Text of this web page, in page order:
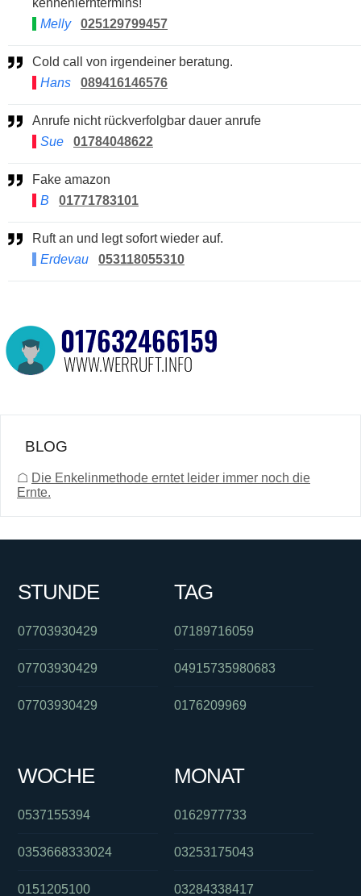
kennenlerntermins!
Melly
025129799457
Cold call von irgendeiner beratung.
Hans
089416146576
Anrufe nicht rückverfolgbar dauer anrufe
Sue
01784048622
Fake amazon
B
01771783101
Ruft an und legt sofort wieder auf.
Erdevau
053118055310
BLOG
☖ Die Enkelinmethode erntet leider immer noch die
Ernte.
STUNDE
07703930429
07703930429
07703930429
TAG
07189716059
04915735980683
0176209969
WOCHE
0537155394
0353668333024
0151205100
MONAT
0162977733
03253175043
03284338417